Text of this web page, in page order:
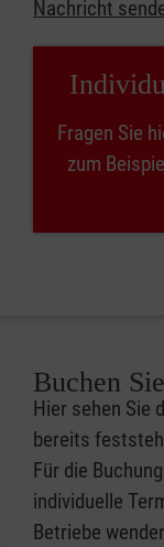
Nachricht
Fragen Sie
zum
Buchen
Hier sehen Sie
bereits
Für die
individuelle
Betriebe